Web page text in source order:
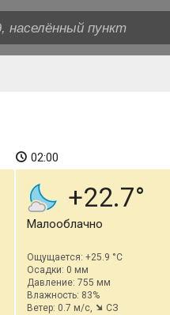
02:00
+22.7
Малооблачно
Ощущается: +25.9 °C
Осадки: 0 мм
Давление: 755 мм
Влажность: 83%
Ветер: 0.7 м/с,
СЗ